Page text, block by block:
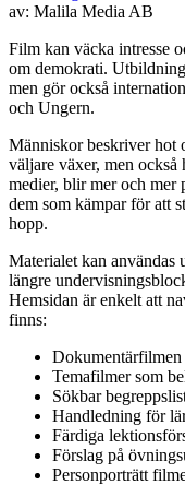
av: Malila Media AB
Film kan väcka intresse
om demokrati.
men gör också
och Ungern.
Människor beskriver hot
väljare växer, men också
medier, blir mer och mer
dem som kämpar för att
hopp.
Materialet kan användas
längre
Hemsidan är enkelt att
finns:
Dokumentärfilmen
Temafilmer som
Sökbar
Handledning för
Färdiga
Förslag på
Personporträtt